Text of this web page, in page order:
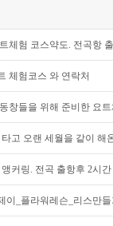
체험 코스약도. 전곡항
체험코스 와 연락처
창들을 위해 준비한 요
고 오랜 세월을 같이 해
커링. 전곡 출항후 2시
이_플라워레슨_리스만